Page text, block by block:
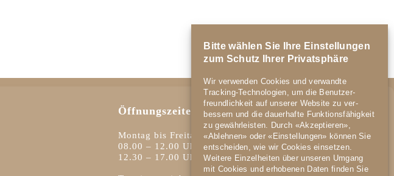
Öffnungszeiten
Montag bis Freitag
08.00 – 12.00 Uhr
12.30 – 17.00 Uhr
Bitte wählen Sie Ihre Einstellungen
zum Schutz Ihrer Privatsphäre
Wir verwenden Cookies und verwandte
Tracking-Technologien, um die Benutzer­
freundlich­keit auf unserer Website zu ver­
bessern und die dauer­hafte Funktions­fähig­keit
zu gewähr­leisten. Durch «Akzeptieren»,
«Ablehnen» oder «Einstellungen» können Sie
ent­scheiden, wie wir Cookies einsetzen.
Weitere Einzel­heiten über unseren Umgang
mit Cookies und er­hobenen Daten finden Sie